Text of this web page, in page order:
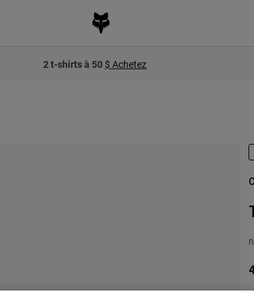
2 t-shirts à 50 $ Achetez